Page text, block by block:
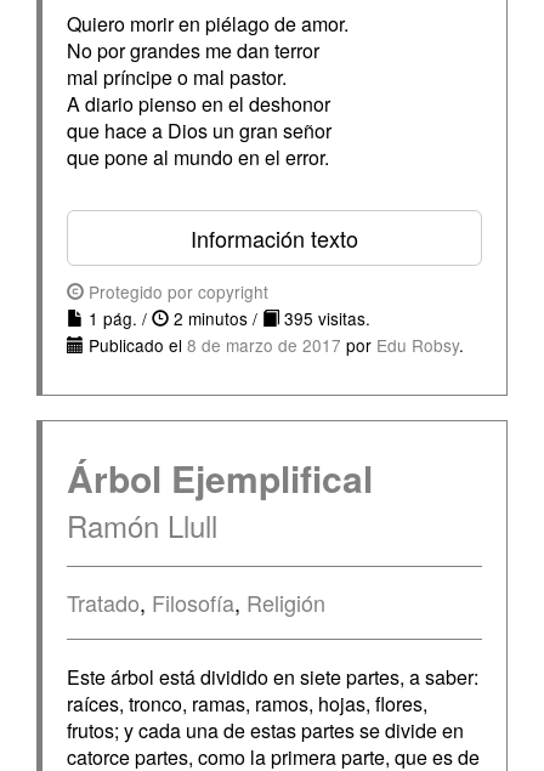
Quiero morir en piélago de amor.
No por grandes me dan terror
mal príncipe o mal pastor.
A diario pienso en el deshonor
que hace a Dios un gran señor
que pone al mundo en el error.
Información texto
Protegido por copyright
1 pág. /
2 minutos /
395 visitas.
Publicado el 8 de marzo de 2017 por Edu Robsy.
Árbol Ejemplifical
Ramón Llull
Tratado, Filosofía, Religión
Este árbol está dividido en siete partes, a saber:
raíces, tronco, ramas, ramos, hojas, flores,
frutos; y cada una de estas partes se divide en
catorce partes, como la primera parte, que es de